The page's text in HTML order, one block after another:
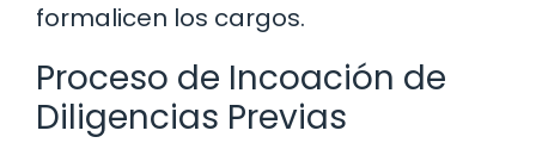
formalicen los cargos.
Proceso de Incoación de
Diligencias Previas